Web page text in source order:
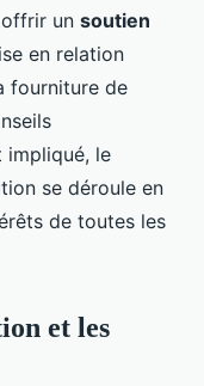
un soutien
en relation
fourniture de
impliqué, le
se déroule en
de toutes les
et les